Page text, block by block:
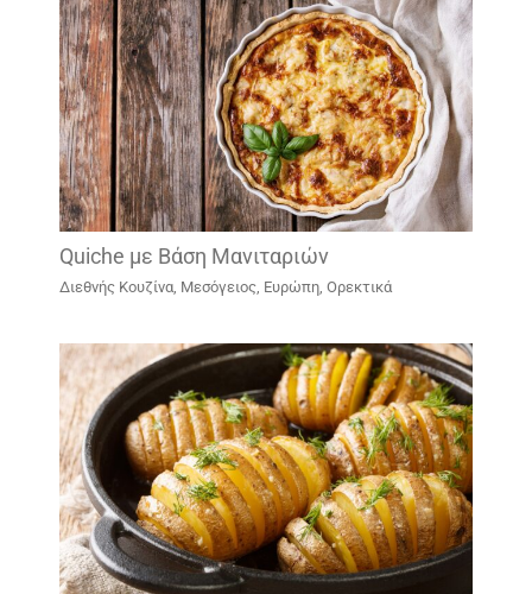
Quiche με Βάση Μανιταριών
Διεθνής Κουζίνα, Μεσόγειος, Ευρώπη, Ορεκτικά